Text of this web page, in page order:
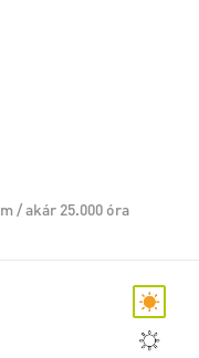
/ akár 25.000 óra